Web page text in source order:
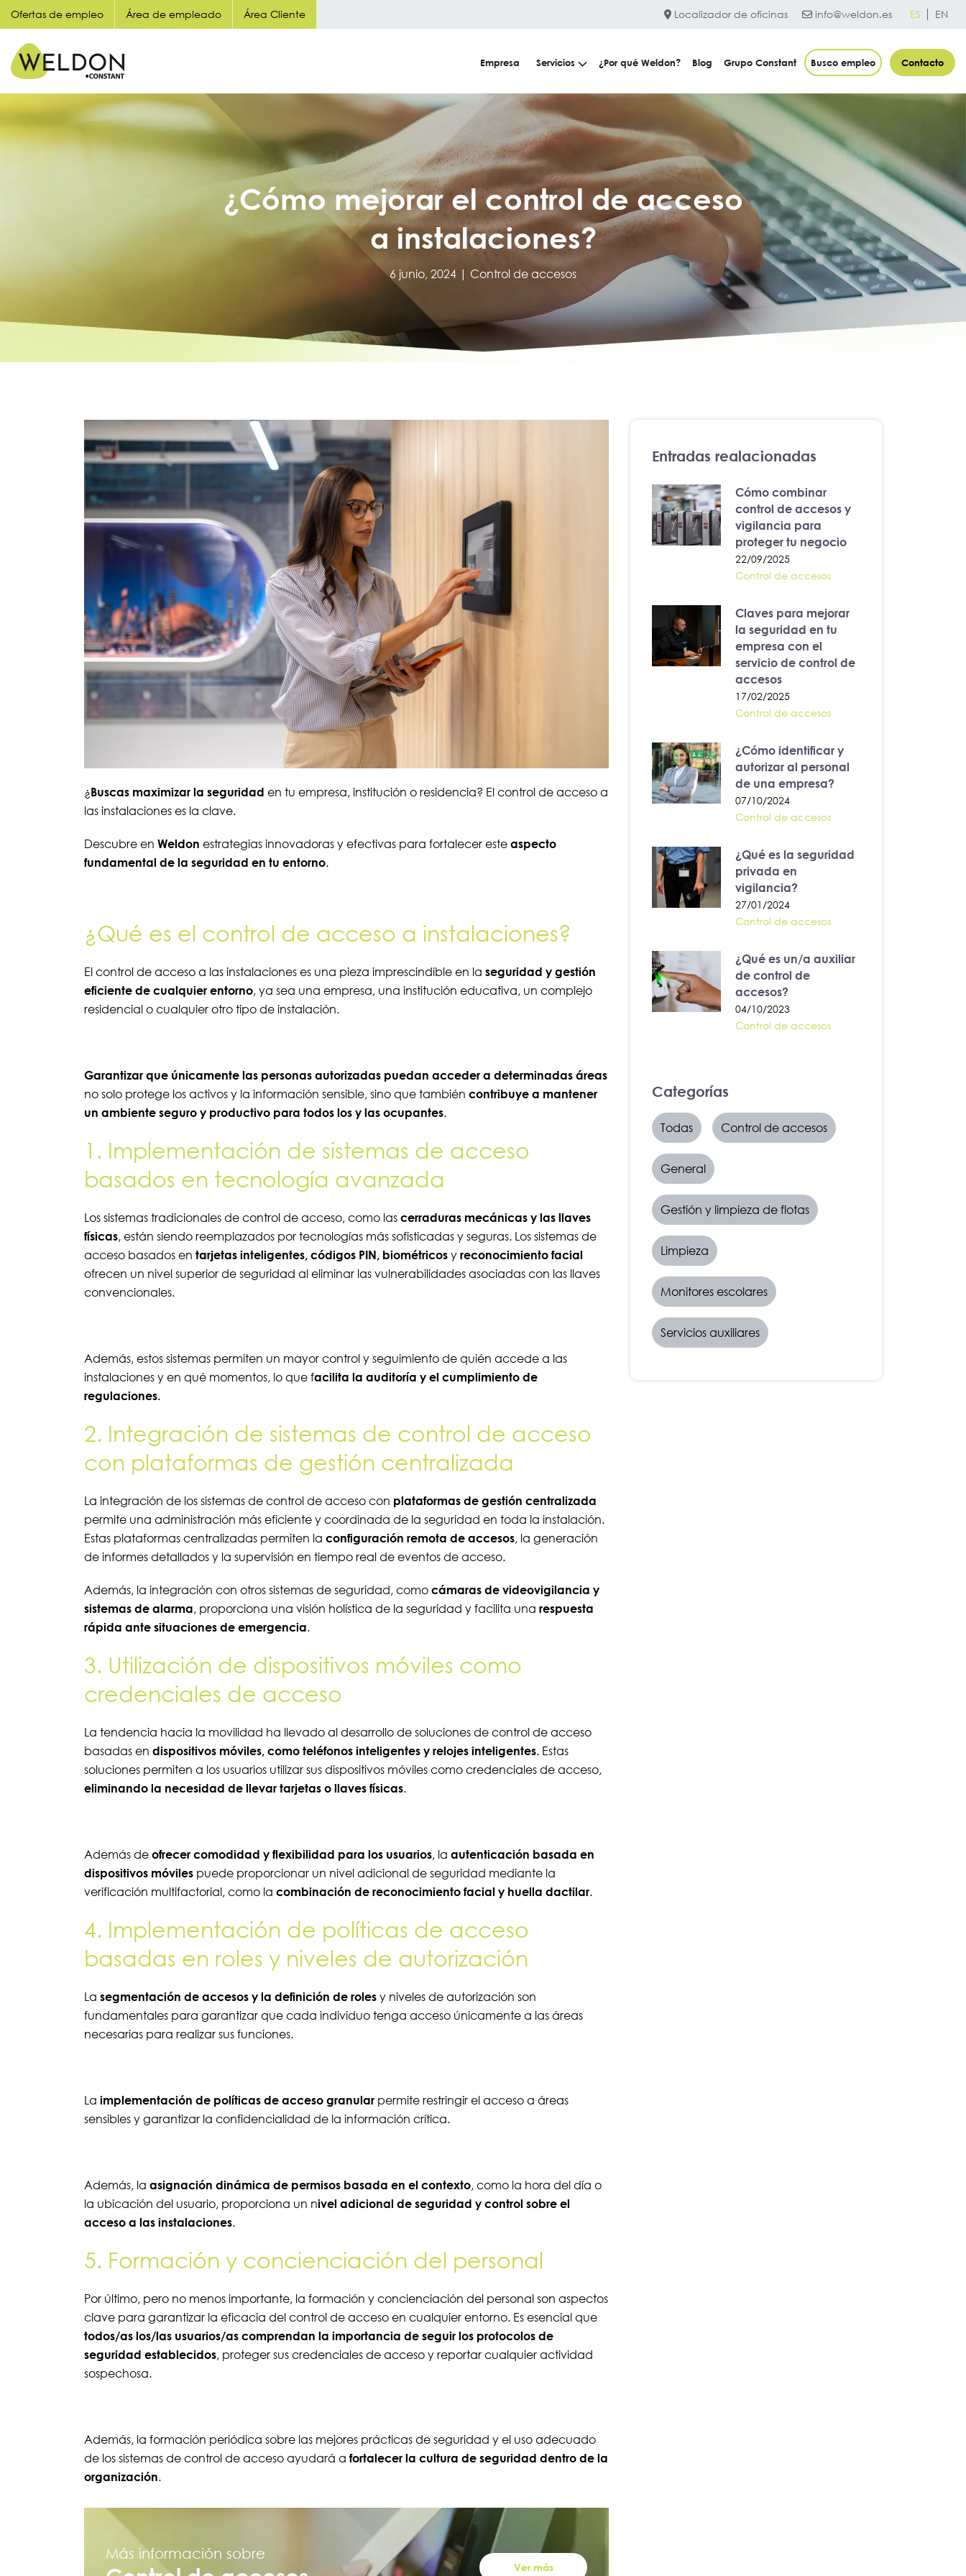
Ofertas de empleo Área de empleado Área Cliente Localizador de oficinas info@weldon.es ES EN
Empresa Servicios ¿Por qué Weldon? Blog Grupo Constant Busco empleo Contacto
¿Cómo mejorar el control de acceso
a instalaciones?
6 junio, 2024 | Control de accesos
¿Buscas maximizar la seguridad en tu empresa, institución o residencia? El control de acceso a
las instalaciones es la clave.
Descubre en Weldon estrategias innovadoras y efectivas para fortalecer este aspecto
fundamental de la seguridad en tu entorno.
¿Qué es el control de acceso a instalaciones?
El control de acceso a las instalaciones es una pieza imprescindible en la seguridad y gestión
eficiente de cualquier entorno, ya sea una empresa, una institución educativa, un complejo
residencial o cualquier otro tipo de instalación.
Garantizar que únicamente las personas autorizadas puedan acceder a determinadas áreas
no solo protege los activos y la información sensible, sino que también contribuye a mantener
un ambiente seguro y productivo para todos los y las ocupantes.
1. Implementación de sistemas de acceso
basados en tecnología avanzada
Los sistemas tradicionales de control de acceso, como las cerraduras mecánicas y las llaves
físicas, están siendo reemplazados por tecnologías más sofisticadas y seguras. Los sistemas de
acceso basados en tarjetas inteligentes, códigos PIN, biométricos y reconocimiento facial
ofrecen un nivel superior de seguridad al eliminar las vulnerabilidades asociadas con las llaves
convencionales.
Además, estos sistemas permiten un mayor control y seguimiento de quién accede a las
instalaciones y en qué momentos, lo que facilita la auditoría y el cumplimiento de
regulaciones.
2. Integración de sistemas de control de acceso
con plataformas de gestión centralizada
La integración de los sistemas de control de acceso con plataformas de gestión centralizada
permite una administración más eficiente y coordinada de la seguridad en toda la instalación.
Estas plataformas centralizadas permiten la configuración remota de accesos, la generación
de informes detallados y la supervisión en tiempo real de eventos de acceso.
Además, la integración con otros sistemas de seguridad, como cámaras de videovigilancia y
sistemas de alarma, proporciona una visión holística de la seguridad y facilita una respuesta
rápida ante situaciones de emergencia.
3. Utilización de dispositivos móviles como
credenciales de acceso
La tendencia hacia la movilidad ha llevado al desarrollo de soluciones de control de acceso
basadas en dispositivos móviles, como teléfonos inteligentes y relojes inteligentes. Estas
soluciones permiten a los usuarios utilizar sus dispositivos móviles como credenciales de acceso,
eliminando la necesidad de llevar tarjetas o llaves físicas.
Además de ofrecer comodidad y flexibilidad para los usuarios, la autenticación basada en
dispositivos móviles puede proporcionar un nivel adicional de seguridad mediante la
verificación multifactorial, como la combinación de reconocimiento facial y huella dactilar.
4. Implementación de políticas de acceso
basadas en roles y niveles de autorización
La segmentación de accesos y la definición de roles y niveles de autorización son
fundamentales para garantizar que cada individuo tenga acceso únicamente a las áreas
necesarias para realizar sus funciones.
La implementación de políticas de acceso granular permite restringir el acceso a áreas
sensibles y garantizar la confidencialidad de la información crítica.
Además, la asignación dinámica de permisos basada en el contexto, como la hora del día o
la ubicación del usuario, proporciona un nivel adicional de seguridad y control sobre el
acceso a las instalaciones.
5. Formación y concienciación del personal
Por último, pero no menos importante, la formación y concienciación del personal son aspectos
clave para garantizar la eficacia del control de acceso en cualquier entorno. Es esencial que
todos/as los/las usuarios/as comprendan la importancia de seguir los protocolos de
seguridad establecidos, proteger sus credenciales de acceso y reportar cualquier actividad
sospechosa.
Además, la formación periódica sobre las mejores prácticas de seguridad y el uso adecuado
de los sistemas de control de acceso ayudará a fortalecer la cultura de seguridad dentro de la
organización.
Más información sobre
Ver más
Entradas realacionadas
Cómo combinar
control de accesos y
vigilancia para
proteger tu negocio
22/09/2025
Control de accesos
Claves para mejorar
la seguridad en tu
empresa con el
servicio de control de
accesos
17/02/2025
Control de accesos
¿Cómo identificar y
autorizar al personal
de una empresa?
07/10/2024
Control de accesos
¿Qué es la seguridad
privada en
vigilancia?
27/01/2024
Control de accesos
¿Qué es un/a auxiliar
de control de
accesos?
04/10/2023
Control de accesos
Categorías
Todas Control de accesos
General
Gestión y limpieza de flotas
Limpieza
Monitores escolares
Servicios auxiliares